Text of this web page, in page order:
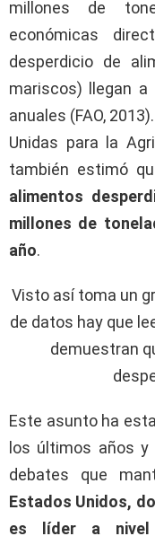
millones de
económicas
desperdicio de
mariscos) llegan a
anuales (FAO,
Unidas para la
también estimó
alimentos
millones de
año.
Visto así toma un
de datos hay que
demuestran
Este asunto ha
los últimos años
debates que
Estados Unidos,
es líder a nivel